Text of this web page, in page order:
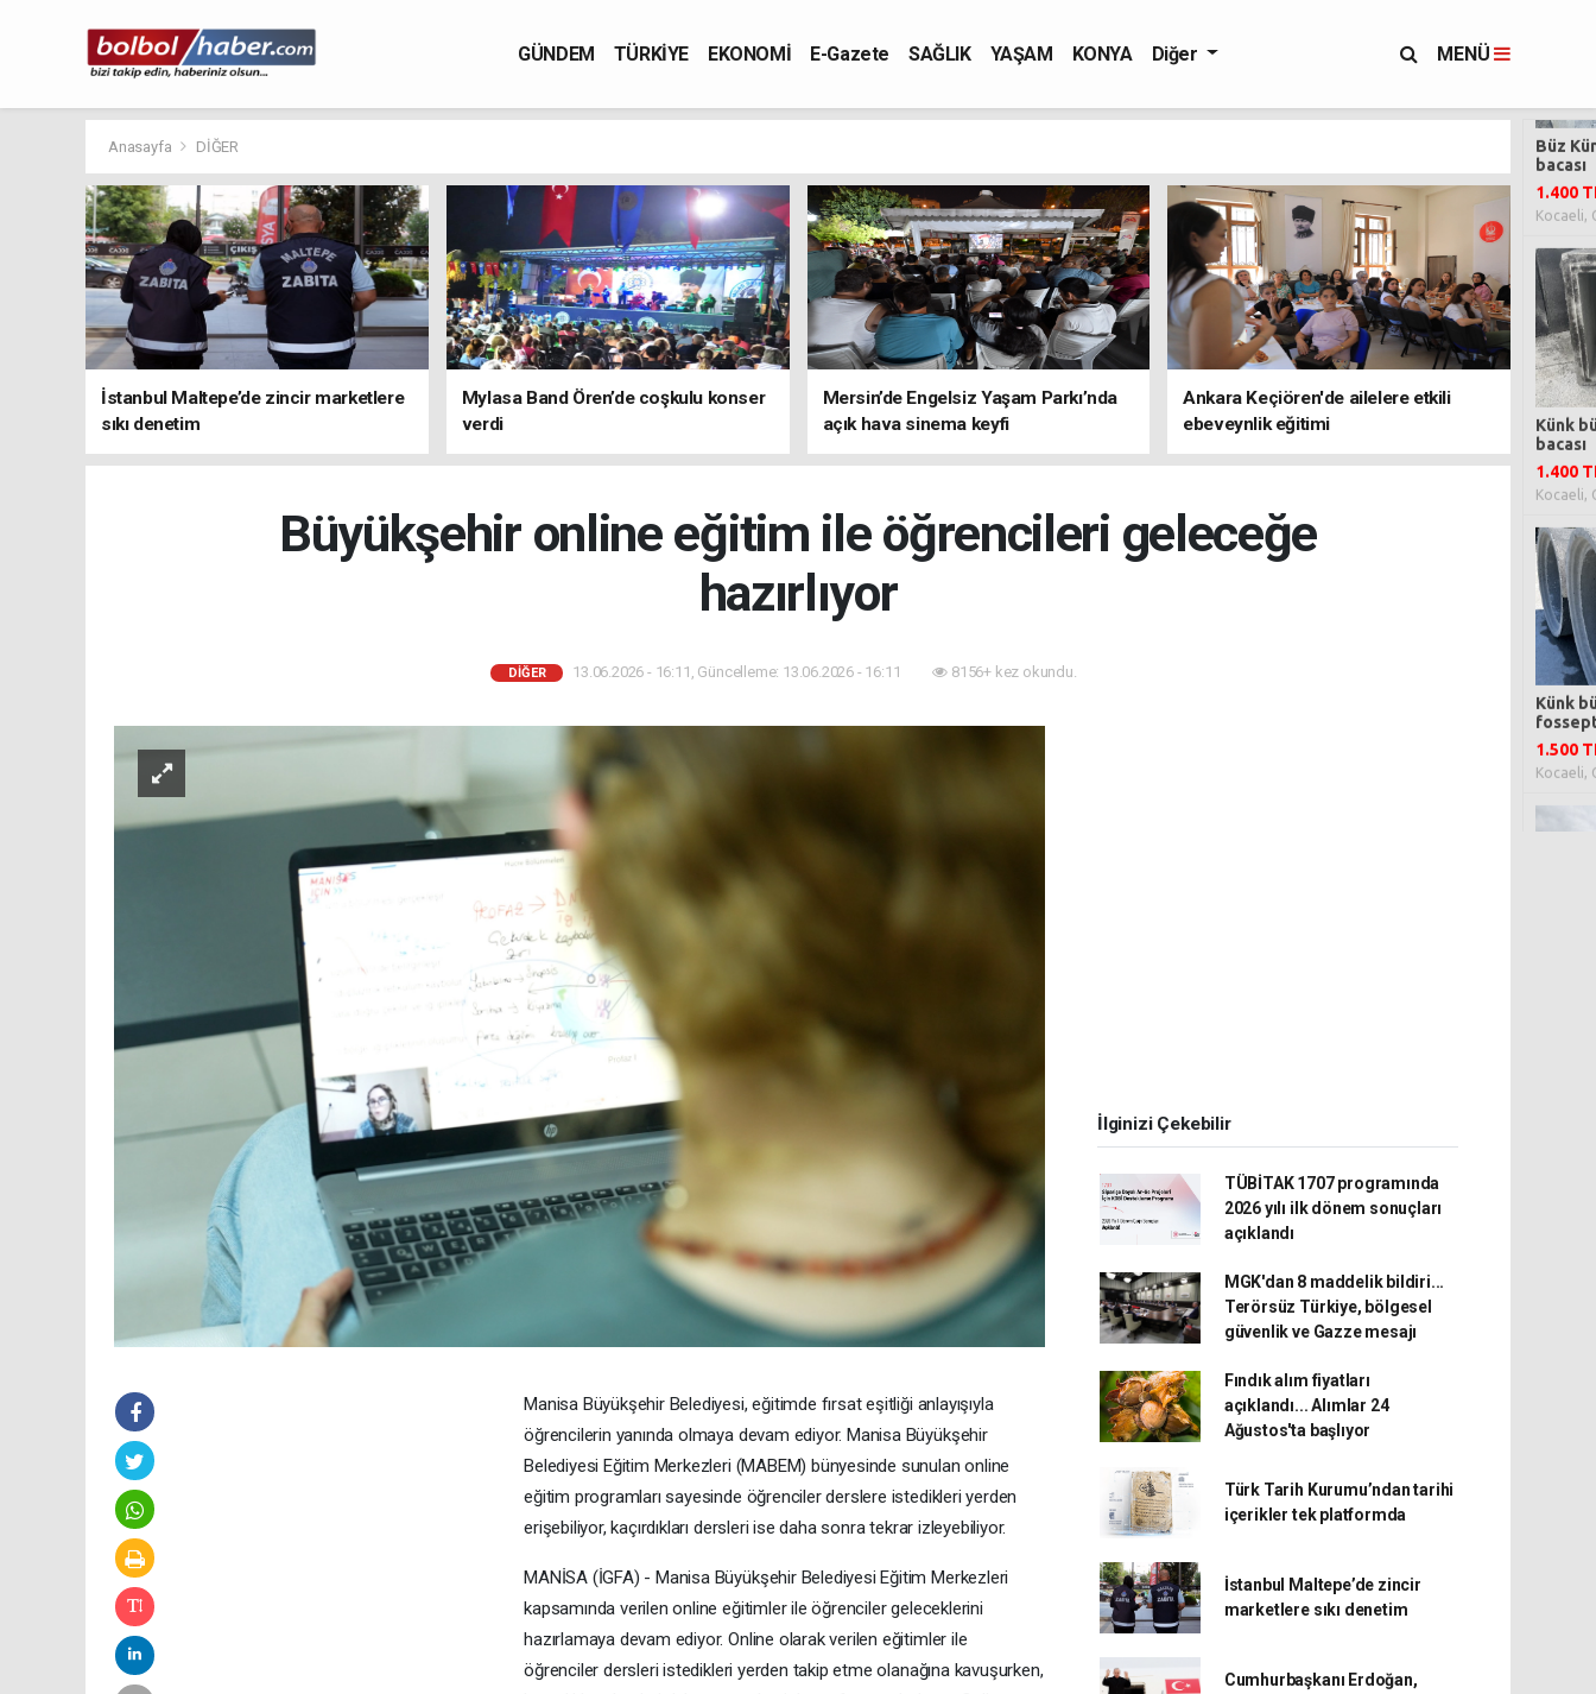
GÜNDEM TÜRKİYE EKONOMİ E-Gazete SAĞLIK YAŞAM KONYA Diğer MENÜ
Anasayfa DİĞER
İstanbul Maltepe’de zincir marketlere
sıkı denetim
Mylasa Band Ören’de coşkulu konser
verdi
Mersin’de Engelsiz Yaşam Parkı’nda
açık hava sinema keyfi
Ankara Keçiören'de ailelere etkili
ebeveynlik eğitimi
Büyükşehir online eğitim ile öğrencileri geleceğe
hazırlıyor
DİĞER 13.06.2026 - 16:11, Güncelleme: 13.06.2026 - 16:11 8156+ kez okundu.
Manisa Büyükşehir Belediyesi, eğitimde fırsat eşitliği anlayışıyla
öğrencilerin yanında olmaya devam ediyor. Manisa Büyükşehir
Belediyesi Eğitim Merkezleri (MABEM) bünyesinde sunulan online
eğitim programları sayesinde öğrenciler derslere istedikleri yerden
erişebiliyor, kaçırdıkları dersleri ise daha sonra tekrar izleyebiliyor.
MANİSA (İGFA) - Manisa Büyükşehir Belediyesi Eğitim Merkezleri
kapsamında verilen online eğitimler ile öğrenciler geleceklerini
hazırlamaya devam ediyor. Online olarak verilen eğitimler ile
öğrenciler dersleri istedikleri yerden takip etme olanağına kavuşurken,
İlginizi Çekebilir
TÜBİTAK 1707 programında
2026 yılı ilk dönem sonuçları
açıklandı
MGK'dan 8 maddelik bildiri...
Terörsüz Türkiye, bölgesel
güvenlik ve Gazze mesajı
Fındık alım fiyatları
açıklandı... Alımlar 24
Ağustos'ta başlıyor
Türk Tarih Kurumu’ndan tarihi
içerikler tek platformda
İstanbul Maltepe’de zincir
marketlere sıkı denetim
Cumhurbaşkanı Erdoğan,